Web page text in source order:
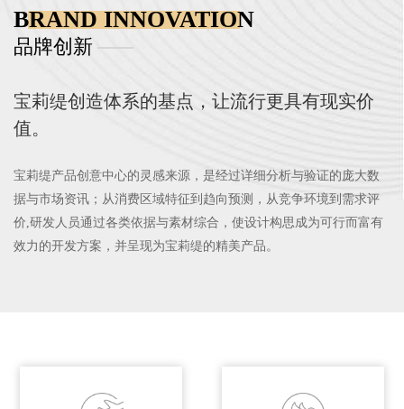
BRAND INNOVATION
品牌创新
​宝莉缇创造体系的基点，让流行更具有现实价
值。
宝莉缇产品创意中心的灵感来源，是经过详细分析与验证的庞大数
据与市场资讯；从消费区域特征到趋向预测，从竞争环境到需求评
价,研发人员通过各类依据与素材综合，使设计构思成为可行而富有
效力的开发方案，并呈现为宝莉缇的精美产品。